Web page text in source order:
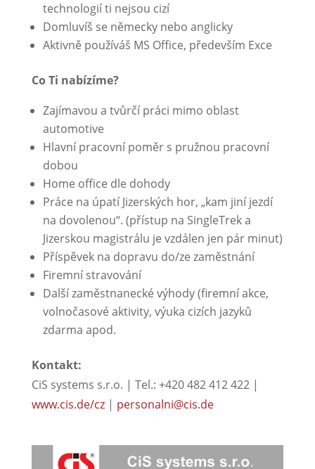
technologií ti nejsou cizí
Domluvíš se německy nebo anglicky
Aktivně používáš MS Office, především Exce
Co Ti nabízíme?
Zajímavou a tvůrčí práci mimo oblast
automotive
Hlavní pracovní poměr s pružnou pracovní
dobou
Home office dle dohody
Práce na úpatí Jizerských hor, „kam jiní jezdí
na dovolenou“. (přístup na SingleTrek a
Jizerskou magistrálu je vzdálen jen pár minut)
Příspěvek na dopravu do/ze zaměstnání
Firemní stravování
Další zaměstnanecké výhody (firemní akce,
volnočasové aktivity, výuka cizích jazyků
zdarma apod.
Kontakt:
CiS systems s.r.o. | Tel.: +420 482 412 422 |
www.cis.de/cz| personalni@cis.de